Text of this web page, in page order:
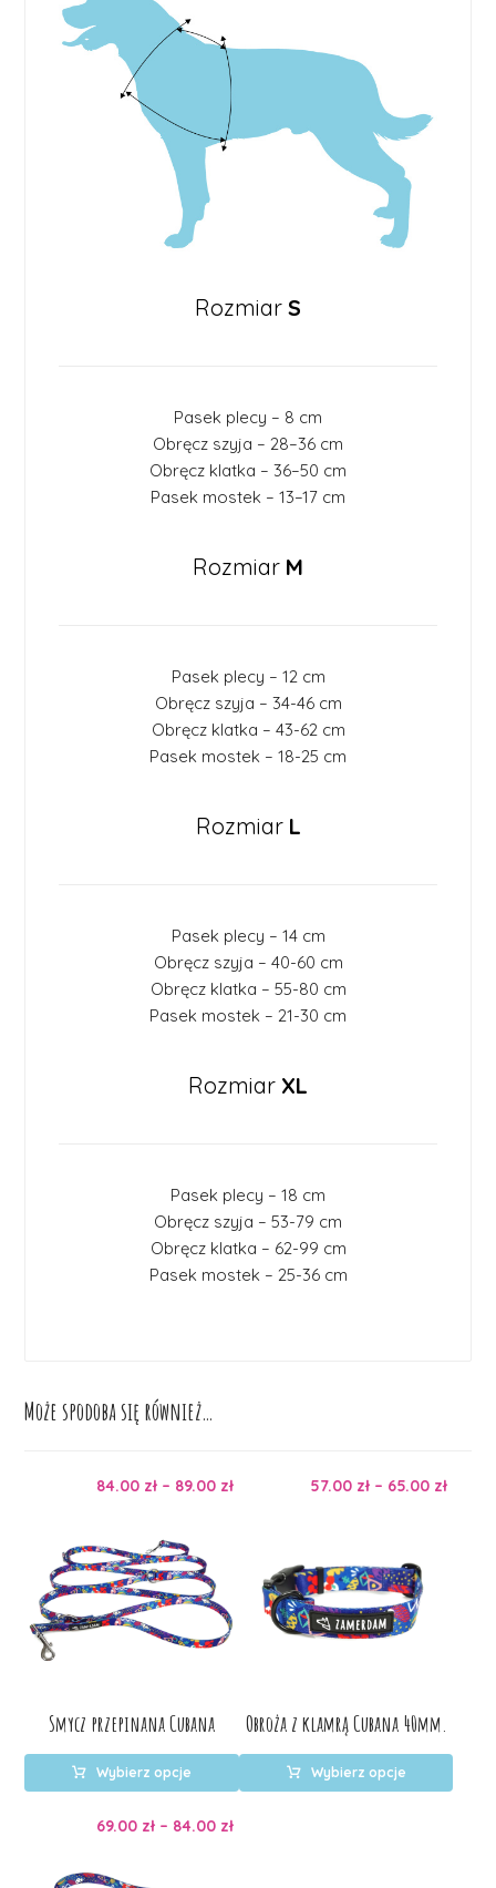
Rozmiar S
Pasek plecy – 8 cm
Obręcz szyja – 28–36 cm
Obręcz klatka – 36–50 cm
Pasek mostek – 13–17 cm
Rozmiar M
Pasek plecy – 12 cm
Obręcz szyja – 34-46 cm
Obręcz klatka – 43-62 cm
Pasek mostek – 18-25 cm
Rozmiar L
Pasek plecy – 14 cm
Obręcz szyja – 40-60 cm
Obręcz klatka – 55-80 cm
Pasek mostek – 21-30 cm
Rozmiar XL
Pasek plecy – 18 cm
Obręcz szyja – 53-79 cm
Obręcz klatka – 62-99 cm
Pasek mostek – 25-36 cm
Może spodoba się również…
Smycz przepinana Cubana
84.00 zł – 89.00 zł
Wybierz opcje
Obroża z klamrą Cubana 40mm.
57.00 zł – 65.00 zł
Wybierz opcje
69.00 zł – 84.00 zł